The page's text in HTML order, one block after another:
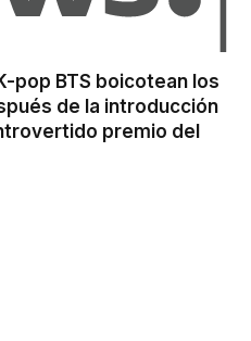
pop BTS boicotean los
de la introducción
premio del